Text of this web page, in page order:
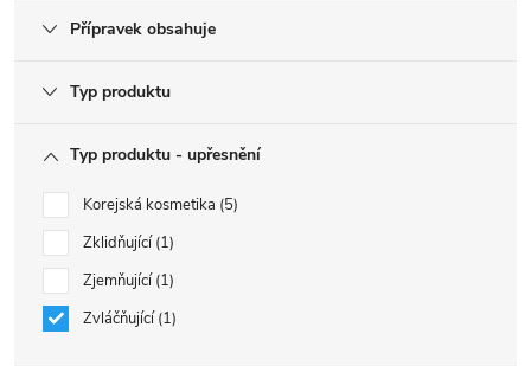
Přípravek obsahuje
Typ produktu
Typ produktu - upřesnění
Korejská kosmetika 5
Zklidňující 1
Zjemňující 1
Zvláčňující 1